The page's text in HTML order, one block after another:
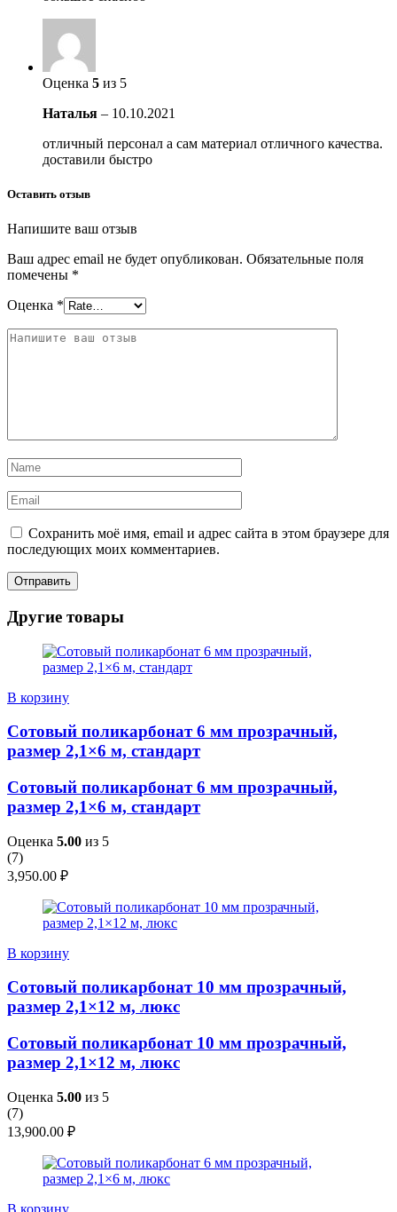
Оценка 5 из 5
Наталья – 10.10.2021
отличный персонал а сам материал отличного качества.
доставили быстро
Оставить отзыв
Напишите ваш отзыв
Ваш адрес email не будет опубликован. Обязательные поля
помечены *
Оценка *
Сохранить моё имя, email и адрес сайта в этом браузере для
последующих моих комментариев.
Другие товары
В корзину
Сотовый поликарбонат 6 мм прозрачный,
размер 2,1×6 м, стандарт
Сотовый поликарбонат 6 мм прозрачный,
размер 2,1×6 м, стандарт
Оценка 5.00 из 5
(7)
3,950.00 ₽
В корзину
Сотовый поликарбонат 10 мм прозрачный,
размер 2,1×12 м, люкс
Сотовый поликарбонат 10 мм прозрачный,
размер 2,1×12 м, люкс
Оценка 5.00 из 5
(7)
13,900.00 ₽
В корзину